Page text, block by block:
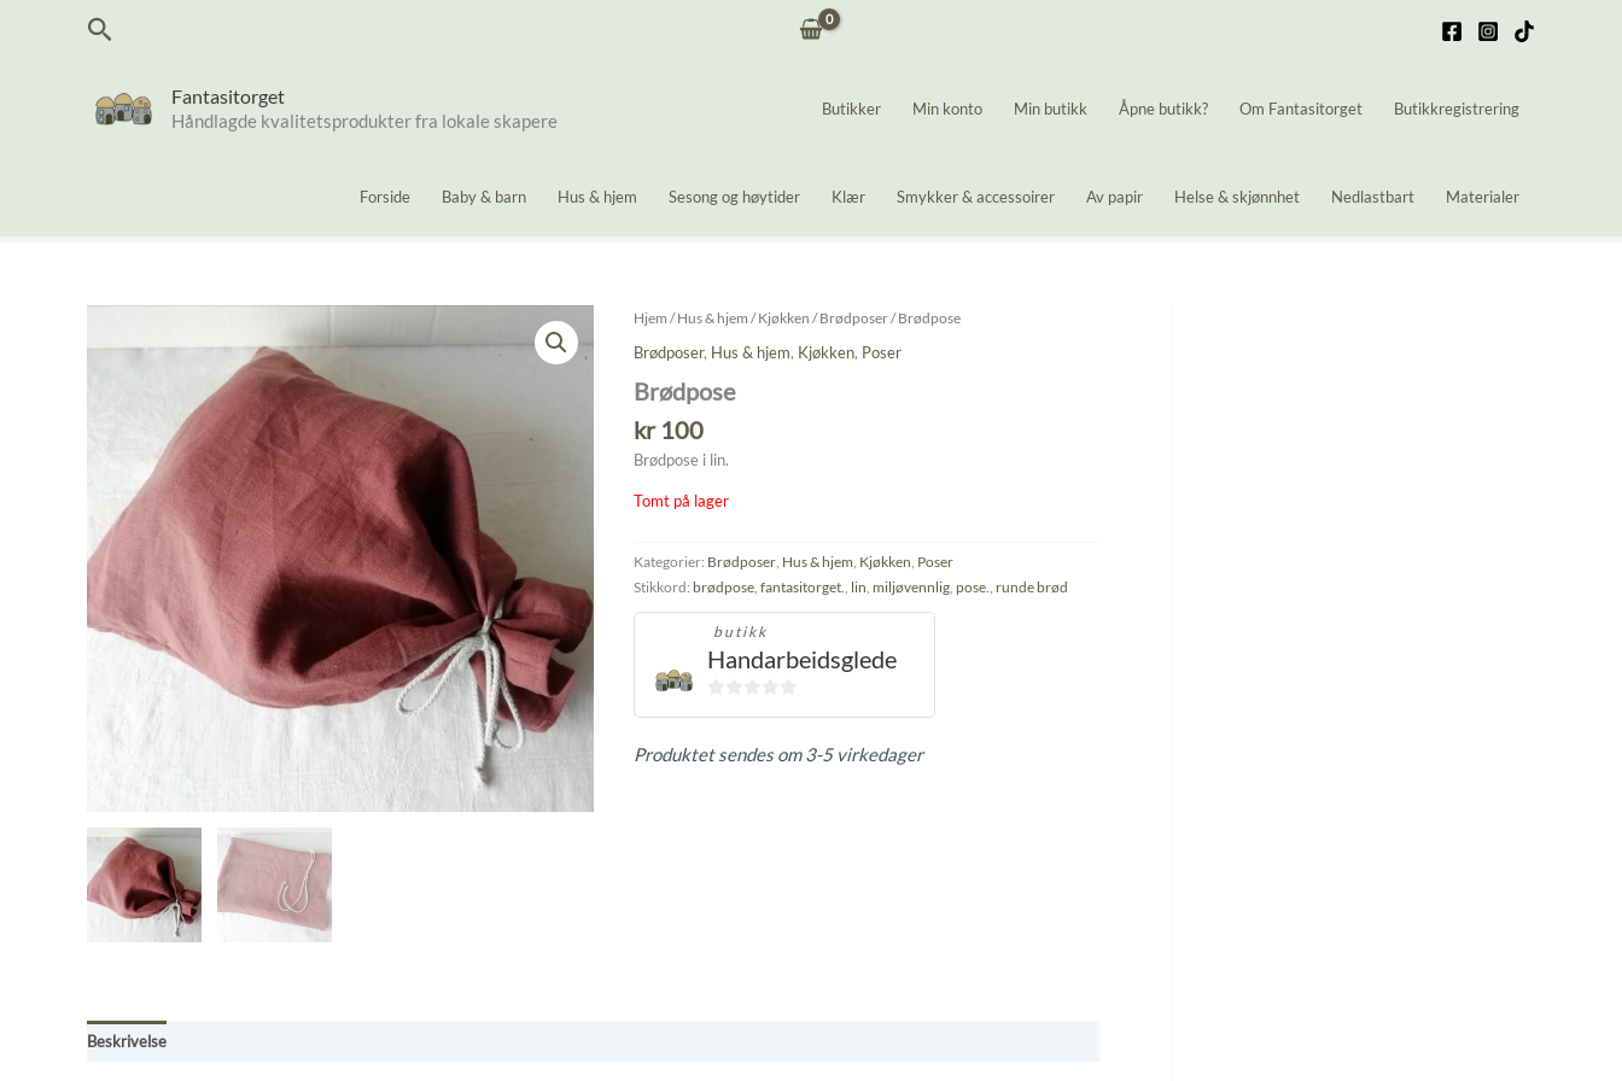
Søk
Fantasitorget
Håndlagde kvalitetsprodukter fra lokale skapere
Butikker Min konto Min butikk Åpne butikk? Om Fantasitorget Butikkregistrering
Forside Baby & barn Hus & hjem Sesong og høytider Klær Smykker & accessoirer Av papir Helse & skjønnhet Nedlastbart Materialer
Hjem /Hus & hjem /Kjøkken /Brødposer/ Brødpose
Brødposer, Hus & hjem, Kjøkken, Poser
Brødpose
kr100
Brødpose i lin.
Tomt på lager
Kategorier: Brødposer Hus & hjem Kjøkken Poser
Stikkord: brødpose ,fantasitorget. lin miljøvennlig pose. runde brød
butikk
Handarbeidsglede
av
Produktet sendes om 3-5 virkedager
Beskrivelse